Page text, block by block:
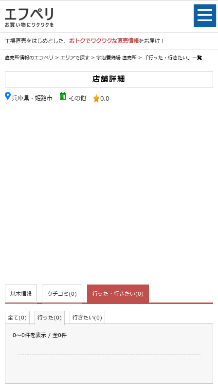
工場直売をはじめとした、 おトクでワクワクな直売情報をお届け！
直売所情報のエフペリ > エリアで探す > 宇治養鶏場 直売所 > 「行った・行きたい」一覧
店舗詳細
兵庫県・姫路市 その他 0.0
基本情報 クチコミ(0) 行った・行きたい(0)
全て(0) 行った(0) 行きたい(0)
0～0件を表示 / 全0件